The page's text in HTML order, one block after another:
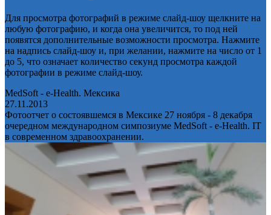
Для просмотра фотографий в режиме слайд-шоу щелкните на
любую фотографию, и когда она увеличится, то под ней
появятся дополнительные возможности просмотра. Нажмите
на надпись слайд-шоу и, при желании, нажмите на число от 1
до 5, что означает количество секунд просмотра каждой
фотографии в режиме слайд-шоу.
MedSoft - e-Health. Мексика
27.11.2013
Фотоотчет о состоявшемся в Мексике 27 ноября - 8 декабря
очередном международном симпозиуме MedSoft - e-Health. IT
в современном здравоохранении.